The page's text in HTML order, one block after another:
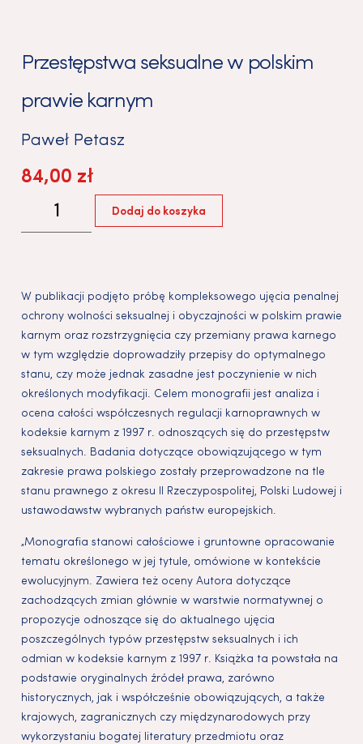
Przestępstwa seksualne w polskim
prawie karnym
Paweł Petasz
84,00 zł
Dodaj do koszyka
W publikacji podjęto próbę kompleksowego ujęcia penalnej
ochrony wolności seksualnej i obyczajności w polskim prawie
karnym oraz rozstrzygnięcia czy przemiany prawa karnego
w tym względzie doprowadziły przepisy do optymalnego
stanu, czy może jednak zasadne jest poczynienie w nich
określonych modyfikacji. Celem monografii jest analiza i
ocena całości współczesnych regulacji karnoprawnych w
kodeksie karnym z 1997 r. odnoszących się do przestępstw
seksualnych. Badania dotyczące obowiązującego w tym
zakresie prawa polskiego zostały przeprowadzone na tle
stanu prawnego z okresu II Rzeczypospolitej, Polski Ludowej i
ustawodawstw wybranych państw europejskich.
„Monografia stanowi całościowe i gruntowne opracowanie
tematu określonego w jej tytule, omówione w kontekście
ewolucyjnym. Zawiera też oceny Autora dotyczące
zachodzących zmian głównie w warstwie normatywnej o
propozycje odnoszące się do aktualnego ujęcia
poszczególnych typów przestępstw seksualnych i ich
odmian w kodeksie karnym z 1997 r. Książka ta powstała na
podstawie oryginalnych źródeł prawa, zarówno
historycznych, jak i współcześnie obowiązujących, a także
krajowych, zagranicznych czy międzynarodowych przy
wykorzystaniu bogatej literatury przedmiotu oraz